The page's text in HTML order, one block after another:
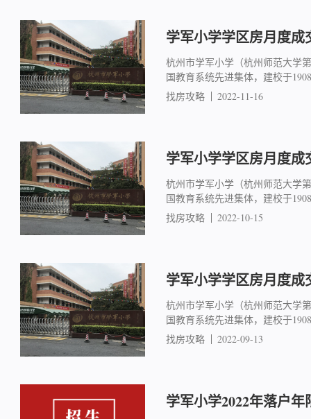
学军小学学区房月度成
杭州市学军小学（杭州师范大学
国教育系统先进集体，建校于
找房攻略
2022-11-16
学军小学学区房月度
杭州市学军小学（杭州师范大学
国教育系统先进集体，建校于
找房攻略
2022-10-15
学军小学学区房月度
杭州市学军小学（杭州师范大学
国教育系统先进集体，建校于
找房攻略
2022-09-13
学军小学2022年落户年